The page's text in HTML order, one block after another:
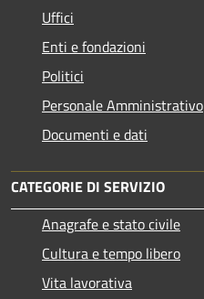
Uffici
Enti e fondazioni
Politici
Personale Amministrativo
Documenti e dati
CATEGORIE DI SERVIZIO
Anagrafe e stato civile
Cultura e tempo libero
Vita lavorativa